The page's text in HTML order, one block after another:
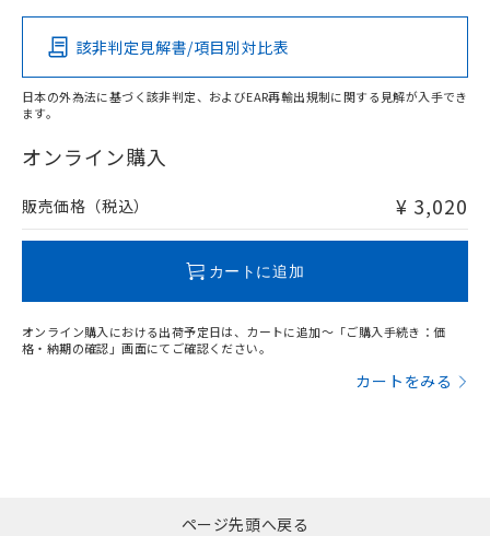
O
在庫等で未対応品が混在する可能性があります。
問い合わせください。
該非判定見解書/項目別対比表
日本の外為法に基づく該非判定、およびEAR再輸出規制に関する見解が入手でき
ます。
オンライン購入
販売価格（税込） ¥ 3,020
カートに追加
オンライン購入における出荷予定日は、カートに追加～「ご購入手続き：価
格・納期の確認」画面にてご確認ください。
カートをみる
ページ先頭へ戻る